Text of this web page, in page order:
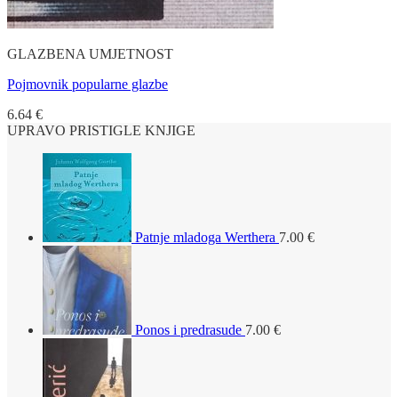
GLAZBENA UMJETNOST
Pojmovnik popularne glazbe
6.64 €
UPRAVO PRISTIGLE KNJIGE
Patnje mladoga Werthera 7.00 €
Ponos i predrasude 7.00 €